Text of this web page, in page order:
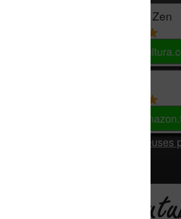
Vivlio Light Zen
Voir sur
Voir sur
Les Meilleures liseuses